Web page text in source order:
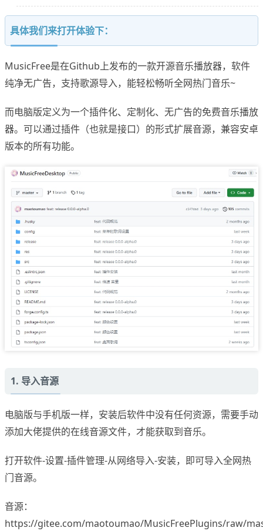
具体我们来打开体验下：
MusicFree是在Github上发布的一款开源音乐播放器，软件
纯净无广告，支持歌源导入，能轻松畅听全网热门音乐~
而电脑版定义为一个插件化、定制化、无广告的免费音乐播放
器。可以通过插件（也就是接口）的形式扩展音源，兼容安卓
版本的所有功能。
1. 导入音源
电脑版与手机版一样，安装后软件中没有任何资源，需要手动
添加大佬提供的在线音源文件，才能获取到音乐。
打开软件-设置-插件管理-从网络导入-安装，即可导入全网热
门音源。
音源：
https://gitee.com/maotoumao/MusicFreePlugins/raw/